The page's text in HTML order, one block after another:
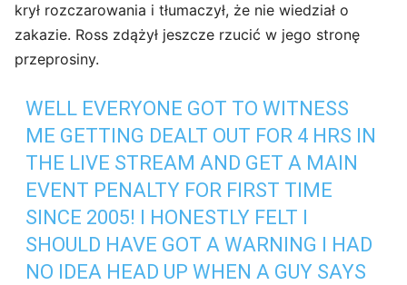
krył rozczarowania i tłumaczył, że nie wiedział o
zakazie. Ross zdążył jeszcze rzucić w jego stronę
przeprosiny.
WELL EVERYONE GOT TO WITNESS
ME GETTING DEALT OUT FOR 4 HRS IN
THE LIVE STREAM AND GET A MAIN
EVENT PENALTY FOR FIRST TIME
SINCE 2005! I HONESTLY FELT I
SHOULD HAVE GOT A WARNING I HAD
NO IDEA HEAD UP WHEN A GUY SAYS